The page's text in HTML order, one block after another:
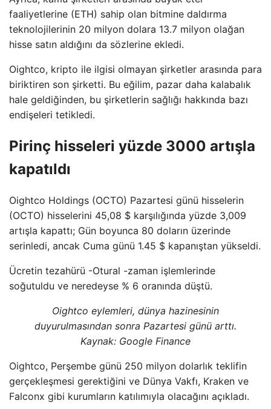
faaliyetlerine (ETH) sahip olan bitmine daldırma
teknolojilerinin 20 milyon dolara 13.7 milyon olağan
hisse satın aldığını da sözlerine ekledi.
Oightco, kripto ile ilgisi olmayan şirketler arasında para
biriktiren son şirketti. Bu eğilim, pazar daha kalabalık
hale geldiğinden, bu şirketlerin sağlığı hakkında bazı
endişeleri tetikledi.
Pirinç hisseleri yüzde 3000 artışla
kapatıldı
Oightco Holdings (OCTO) Pazartesi günü hisselerin
(OCTO) hisselerini 45,08 $ karşılığında yüzde 3,009
artışla kapattı; Gün boyunca 80 doların üzerinde
serinledi, ancak Cuma günü 1.45 $ kapanıştan yükseldi.
Ücretin tezahürü -Otural -zaman işlemlerinde
soğutuldu ve neredeyse % 6 oranında düştü.
Oightco eylemleri, dünya hazinesinin
duyurulmasından sonra Pazartesi günü arttı.
Kaynak: Google Finance
Oightco, Perşembe günü 250 milyon dolarlık teklifin
gerçekleşmesi gerektiğini ve Dünya Vakfı, Kraken ve
Falconx gibi kurumların katılımıyla olacağını açıkladı.